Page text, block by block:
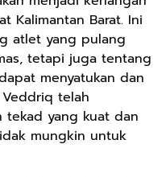
Kalimantan Barat. Ini
atlet yang pulang
tetapi juga tentang
menyatukan dan
telah
tekad yang kuat dan
mungkin untuk